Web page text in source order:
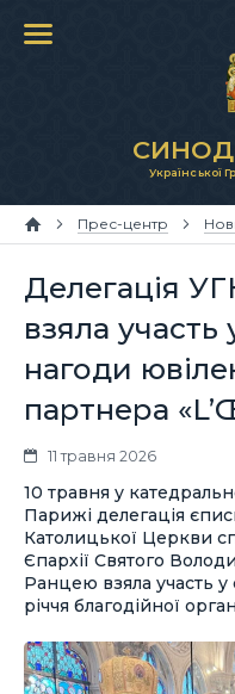
СИНОД
Української
Прес-центр
Делегація
взяла участь
нагоди
партнера
11 травня 2026
10 травня у
Парижі делегація
Католицької Церкви
Єпархії Святого
Ранцею взяла участь у
річчя благодійної